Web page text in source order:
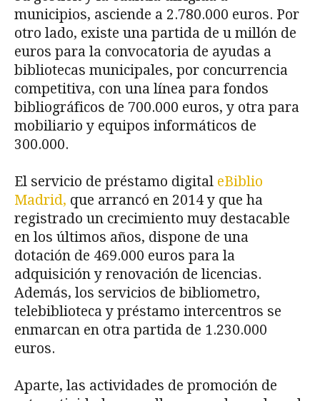
municipios, asciende a 2.780.000 euros. Por
otro lado, existe una partida de u millón de
euros para la convocatoria de ayudas a
bibliotecas municipales, por concurrencia
competitiva, con una línea para fondos
bibliográficos de 700.000 euros, y otra para
mobiliario y equipos informáticos de
300.000.
El servicio de préstamo digital eBiblio
Madrid, que arrancó en 2014 y que ha
registrado un crecimiento muy destacable
en los últimos años, dispone de una
dotación de 469.000 euros para la
adquisición y renovación de licencias.
Además, los servicios de bibliometro,
telebiblioteca y préstamo intercentros se
enmarcan en otra partida de 1.230.000
euros.
Aparte, las actividades de promoción de